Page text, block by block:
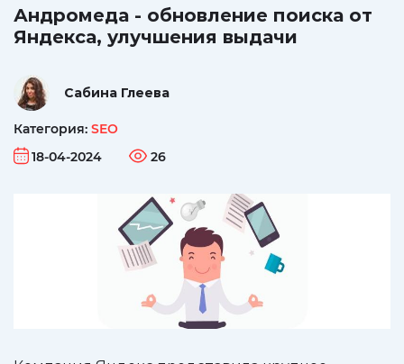
Андромеда - обновление поиска от
Яндекса, улучшения выдачи
Сабина Глеева
Категория: SEO
18-04-2024
26